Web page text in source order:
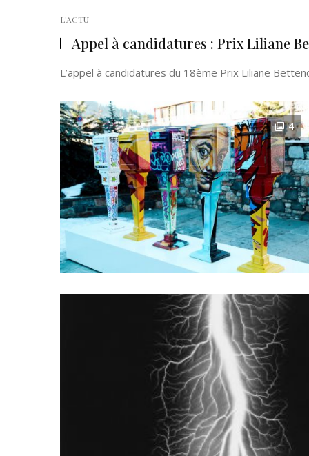
L'ACTU
Appel à candidatures : Prix Liliane
L’appel à candidatures du 18ème Prix Liliane
4